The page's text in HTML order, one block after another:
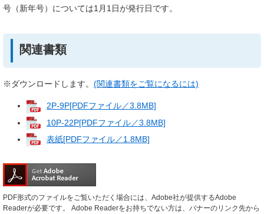
号（新年号）については1月1日が発行日です。
関連書類
※ダウンロードします。 (関連書類をご覧になるには)
2P-9P[PDFファイル／3.8MB]
10P-22P[PDFファイル／3.8MB]
表紙[PDFファイル／1.8MB]
PDF形式のファイルをご覧いただく場合には、Adobe社が提供するAdobe
Readerが必要です。
Adobe Readerをお持ちでない方は、バナーのリンク先から